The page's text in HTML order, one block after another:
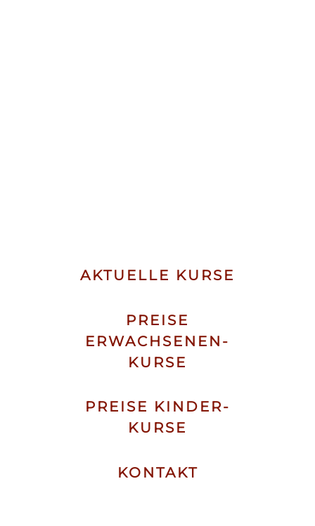
AKTUELLE KURSE
PREISE
ERWACHSENEN-
KURSE
PREISE KINDER-
KURSE
KONTAKT